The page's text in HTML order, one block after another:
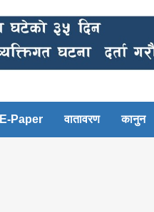
E-Paper वातावरण कानुन